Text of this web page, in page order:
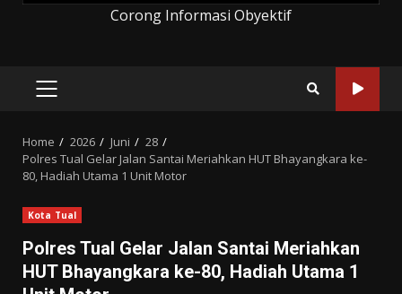
Corong Informasi Obyektif
PRIMARY
Home 2026 Juni
28
Polres Tual Gelar Jalan Santai Meriahkan HUT Bhayangkara ke-
80, Hadiah Utama 1 Unit Motor
Kota Tual
Polres Tual Gelar Jalan Santai Meriahkan
HUT Bhayangkara ke-80, Hadiah Utama 1